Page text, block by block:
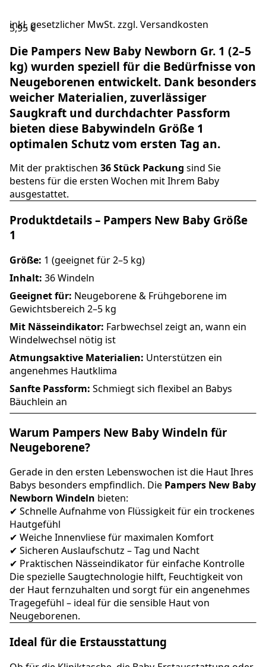
inkl. gesetzlicher MwSt. zzgl. Versandkosten
5,95 €
Die Pampers New Baby Newborn Gr. 1 (2–5
kg) wurden speziell für die Bedürfnisse von
Neugeborenen entwickelt. Dank besonders
weicher Materialien, zuverlässiger
Saugkraft und durchdachter Passform
bieten diese Babywindeln Größe 1
optimalen Schutz vom ersten Tag an.
Mit der praktischen 36 Stück Packung sind Sie
bestens für die ersten Wochen mit Ihrem Baby
ausgestattet.
Produktdetails – Pampers New Baby Größe
1
Größe: 1 (geeignet für 2–5 kg)
Inhalt: 36 Windeln
Geeignet für: Neugeborene & Frühgeborene im
Gewichtsbereich 2–5 kg
Mit Nässeindikator: Farbwechsel zeigt an, wann ein
Windelwechsel nötig ist
Atmungsaktive Materialien: Unterstützen ein
angenehmes Hautklima
Sanfte Passform: Schmiegt sich flexibel an Babys
Bäuchlein an
Warum Pampers New Baby Windeln für
Neugeborene?
Gerade in den ersten Lebenswochen ist die Haut Ihres
Babys besonders empfindlich. Die Pampers New Baby
Newborn Windeln bieten:
✔ Schnelle Aufnahme von Flüssigkeit für ein trockenes
Hautgefühl
✔ Weiche Innenvliese für maximalen Komfort
✔ Sicheren Auslaufschutz – Tag und Nacht
✔ Praktischen Nässeindikator für einfache Kontrolle
Die spezielle Saugtechnologie hilft, Feuchtigkeit von
der Haut fernzuhalten und sorgt für ein angenehmes
Tragegefühl – ideal für die sensible Haut von
Neugeborenen.
Ideal für die Erstausstattung